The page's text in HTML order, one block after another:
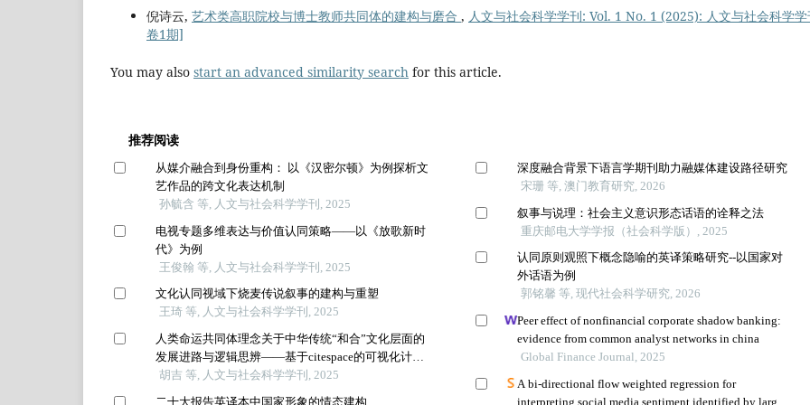
倪诗云, 艺术类高职院校与博士教师共同体的建构与磨合 , 人文与社会科学学刊: Vol. 1 No. 1 (2025): 人文与社会科学
卷1期]
You may also start an advanced similarity search for this article.
推荐阅读
从媒介融合到身份重构： 以《汉密尔顿》为例探析文
艺作品的跨文化表达机制
孙毓含 等, 人文与社会科学学刊, 2025
电视专题多维表达与价值认同策略——以《放歌新时
代》为例
王俊翰 等, 人文与社会科学学刊, 2025
文化认同视域下烧麦传说叙事的建构与重塑
王琦 等, 人文与社会科学学刊, 2025
人类命运共同体理念关于中华传统“和合”文化层面的
发展进路与逻辑思辨——基于citespace的可视化计量
分析
胡吉 等, 人文与社会科学学刊, 2025
二十大报告英译本中国家形象的情态建构
深度融合背景下语言学期刊助力融媒体建设路径研究
宋珊 等, 澳门教育研究, 2026
叙事与说理：社会主义意识形态话语的诠释之法
重庆邮电大学学报（社会科学版）, 2025
认同原则观照下概念隐喻的英译策略研究--以国家对
外话语为例
郭铭馨 等, 现代社会科学研究, 2026
Peer effect of nonfinancial corporate shadow banking:
evidence from common analyst networks in china
Global Finance Journal, 2025
A bi-directional flow weighted regression for
interpreting social media sentiment identified by large